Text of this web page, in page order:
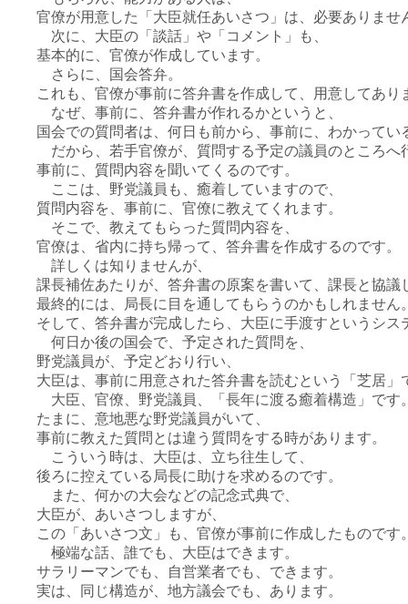
官僚が用意した「大臣就任あいさつ」は、必要ありませ
次に、大臣の「談話」や「コメント」も、
基本的に、官僚が作成しています。
さらに、国会答弁。
これも、官僚が事前に答弁書を作成して、用意してあり
なぜ、事前に、答弁書が作れるかというと、
国会での質問者は、何日も前から、事前に、わかってい
だから、若手官僚が、質問する予定の議員のところへ
事前に、質問内容を聞いてくるのです。
ここは、野党議員も、癒着していますので、
質問内容を、事前に、官僚に教えてくれます。
そこで、教えてもらった質問内容を、
官僚は、省内に持ち帰って、答弁書を作成するのです。
詳しくは知りませんが、
課長補佐あたりが、答弁書の原案を書いて、課長と協議
最終的には、局長に目を通してもらうのかもしれません
そして、答弁書が完成したら、大臣に手渡すというシス
何日か後の国会で、予定された質問を、
野党議員が、予定どおり行い、
大臣は、事前に用意された答弁書を読むという「芝居」
大臣、官僚、野党議員、「長年に渡る癒着構造」です
たまに、意地悪な野党議員がいて、
事前に教えた質問とは違う質問をする時があります。
こういう時は、大臣は、立ち往生して、
後ろに控えている局長に助けを求めるのです。
また、何かの大会などの記念式典で、
大臣が、あいさつしますが、
この「あいさつ文」も、官僚が事前に作成したものです
極端な話、誰でも、大臣はできます。
サラリーマンでも、自営業者でも、できます。
実は、同じ構造が、地方議会でも、あります。